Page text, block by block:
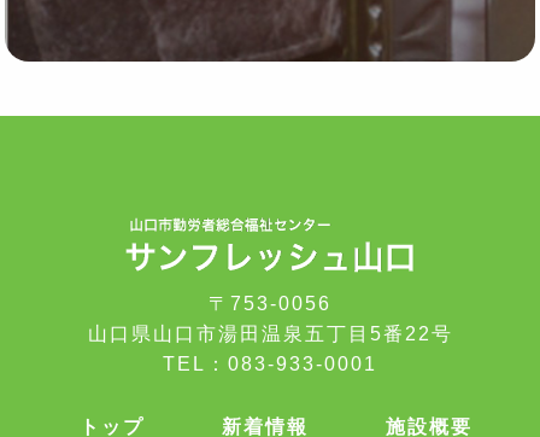
〒753-0056
山口県山口市湯田温泉五丁目5番22号
TEL： 083-933-0001
トップ 新着情報 施設概要